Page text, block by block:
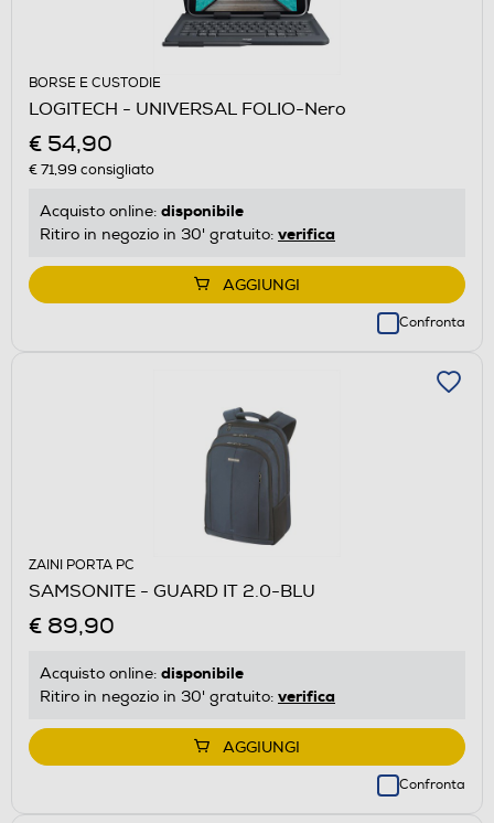
BORSE E CUSTODIE
LOGITECH - UNIVERSAL FOLIO-Nero
€ 54,90
€ 71,99 consigliato
Acquisto online: disponibile
Ritiro in negozio in 30' gratuito: verifica
AGGIUNGI
Confronta
ZAINI PORTA PC
SAMSONITE - GUARD IT 2.0-BLU
€ 89,90
Acquisto online: disponibile
Ritiro in negozio in 30' gratuito: verifica
AGGIUNGI
Confronta